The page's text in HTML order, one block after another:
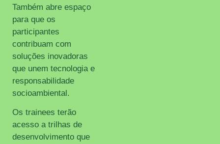
Também abre espaço
para que os
participantes
contribuam com
soluções inovadoras
que unem tecnologia e
responsabilidade
socioambiental.
Os trainees terão
acesso a trilhas de
desenvolvimento que